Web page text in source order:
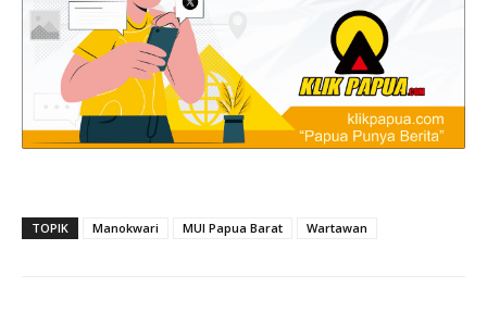
TOPIK Manokwari MUI Papua Barat Wartawan